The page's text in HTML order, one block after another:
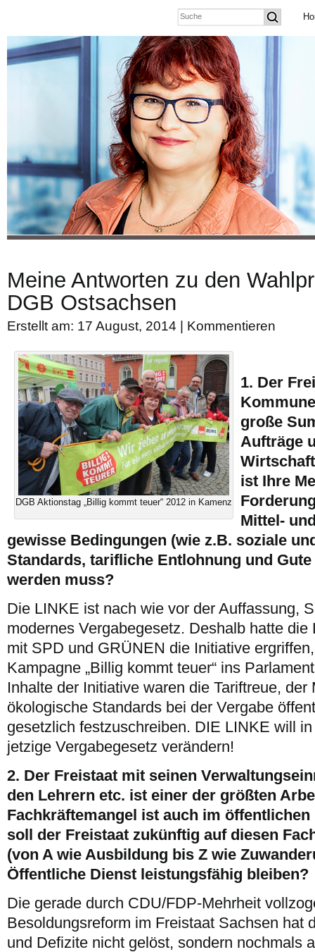
Meine Antworten zu den
DGB Ostsachsen
Erstellt am: 17 August, 2014 | Kommentieren
DGB Aktionstag „Billig kommt teuer“ 2012 in Kamenz
1. Der
große
Aufträge
ist Ihre
Mittel-
gewisse Bedingungen (wie z.B. soziale
Standards, tarifliche Entlohnung und
werden muss?
Die LINKE ist nach wie vor der Auffassung,
modernes Vergabegesetz. Deshalb hatte
mit SPD und GRÜNEN die Initiative
Kampagne „Billig kommt teuer“ ins
Inhalte der Initiative waren die Tariftreue, der
ökologische Standards bei der Vergabe
gesetzlich festzuschreiben. DIE LINKE will
jetzige Vergabegesetz verändern!
2. Der Freistaat mit seinen
den Lehrern etc. ist einer der größten
Fachkräftemangel ist auch im öffentlichen
soll der Freistaat zukünftig auf diesen
(von A wie Ausbildung bis Z wie
Öffentliche Dienst leistungsfähig bleiben?
Die gerade durch CDU/FDP-Mehrheit
Besoldungsreform im Freistaat Sachsen hat
und Defizite nicht gelöst, sondern nochmals